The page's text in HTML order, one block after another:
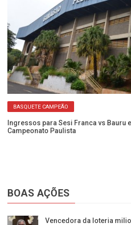
BASQUETE CAMPEÃO
Ingressos para Sesi Franca vs Bauru
Campeonato Paulista
BOAS AÇÕES
Vencedora da loteria